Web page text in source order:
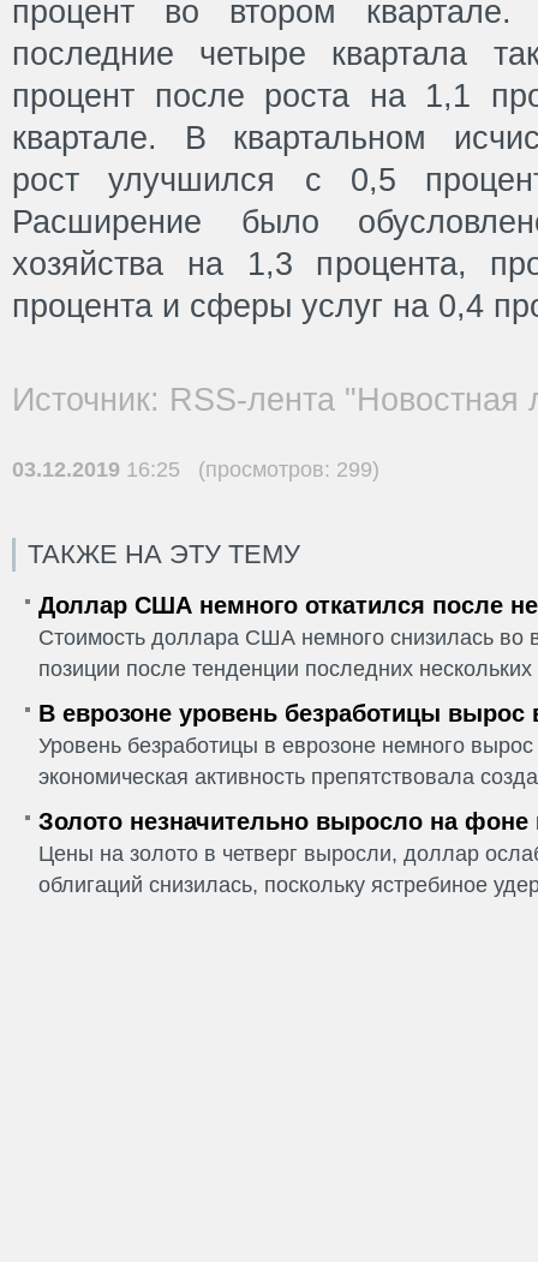
процент во втором
последние четыре квартала
процент после роста на 1,1
квартале. В квартальном
рост улучшился с 0,5
Расширение было
хозяйства на 1,3 процента,
процента и сферы услуг на 0,4
Источник: RSS-лента "Новостная
03.12.2019 16:25 (просмотров: 299)
ТАКЖЕ НА ЭТУ ТЕМУ
Доллар США немного откатился после
Стоимость доллара США немного снизилась во
позиции после тенденции последних
В еврозоне уровень безработицы вырос
Уровень безработицы в еврозоне немного
экономическая активность препятствовала
Золото незначительно выросло на фоне
Цены на золото в четверг выросли, доллар
облигаций снизилась, поскольку ястребиное